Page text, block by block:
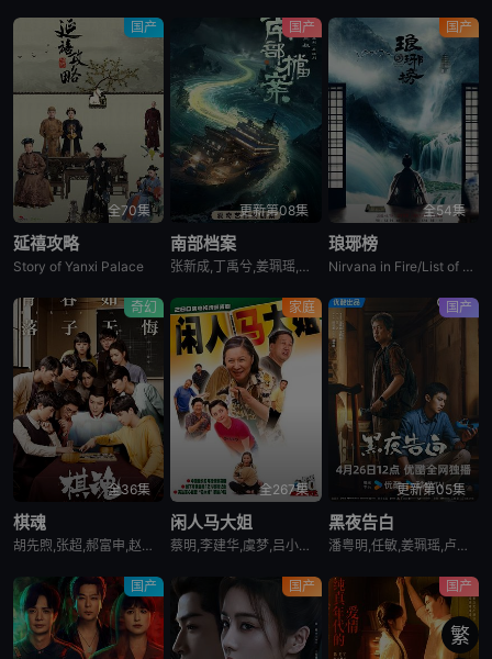
国产
全70集
延禧攻略
Story of Yanxi Palace
国产
更新第08集
南部档案
张新成,丁禹兮,姜珮瑶,富大龙,刘令姿,张宸逍,李欢,姜卓君,徐正溪,韩栋,季肖冰,徐振轩,程相,应灏铭,曲高位,寇振海,佟晨洁,屠显智
国产
全54集
琅琊榜
Nirvana in Fire/List of Langya
奇幻
全36集
棋魂
胡先煦,张超,郝富申,赵浩闳,韩沐伯,翟冠华,孙灿,吴芊盈,纪李,邵如一,陈宁,蒋宜儒,江柏萱,赵虎,陈玺旭,方文强,高文峰,王伊澜,矫昊,付伟伦,张珂源,余沛杉,吴天昊,郭枫,王超,李威,宁晓志,啜二勇,卢思宇,方东海,王唏,张傲然,戚九洲,姜震昊,卢待熹,刘畅,刘牧梅,谢宇扬,李斌,刘亚锟,邵逸凡
家庭
全267集
闲人马大姐
蔡明,李建华,虞梦,吕小品,刘金山,金雅琴,金昭,马羚,尚敬
国产
更新第05集
黑夜告白
潘粤明,任敏,姜珮瑶,卢琳,刘闯,江奇霖,周大勇,郑奇,王鹤棣,赵虎子
国产 国产 国产
繁